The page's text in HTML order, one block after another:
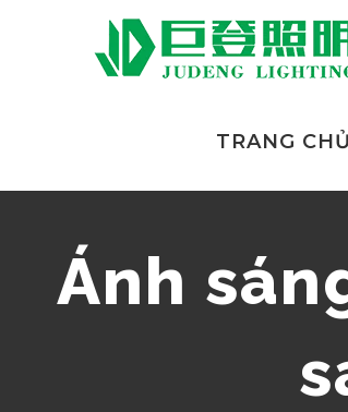
TRANG CHỦ
Ánh